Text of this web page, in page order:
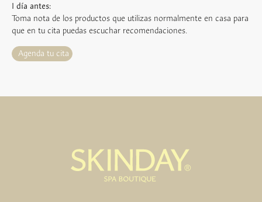
1 día antes:
Toma nota de los productos que utilizas normalmente en casa para
que en tu cita puedas escuchar recomendaciones.
Agenda tu cita